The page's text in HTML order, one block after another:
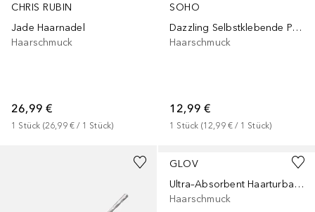
CHRIS RUBIN
Jade Haarnadel
Haarschmuck
26,99 €
1 Stück (26,99 € / 1 Stück)
SOHO
Dazzling Selbstklebende Perlen
Haarschmuck
12,99 €
1 Stück (12,99 € / 1 Stück)
GLOV
Ultra–Absorbent Haarturban Für Hitzefreies Haartrocknen
Haarschmuck